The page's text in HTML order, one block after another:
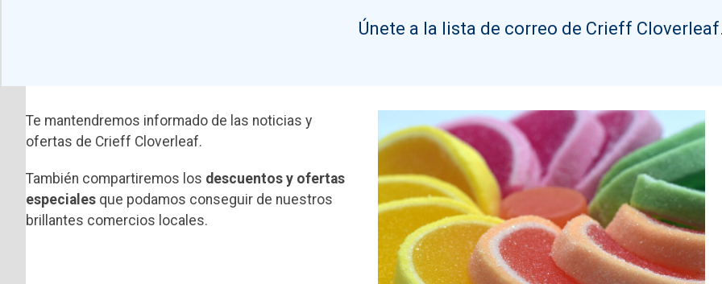
Únete a la lista de correo de Crieff
Te mantendremos informado de las noticias y
ofertas de Crieff Cloverleaf.
También compartiremos los descuentos y ofertas
especiales que podamos conseguir de nuestros
brillantes comercios locales.